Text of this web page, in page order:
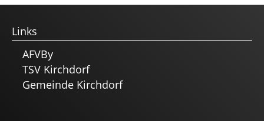
Links
AFVBy
TSV Kirchdorf
Gemeinde Kirchdorf